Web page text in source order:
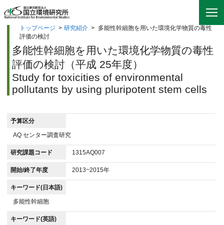
トップページ > 研究紹介 > 多能性幹細胞を用いた環境化学物質の毒性
評価の検討
多能性幹細胞を用いた環境化学物質の毒性
評価の検討（平成 25年度）
Study for toxicities of environmental
pollutants by using pluripotent stem cells
予算区分
AQ センター調査研究
研究課題コード 1315AQ007
開始/終了年度 2013~2015年
キーワード(日本語)
多能性幹細胞
キーワード(英語)